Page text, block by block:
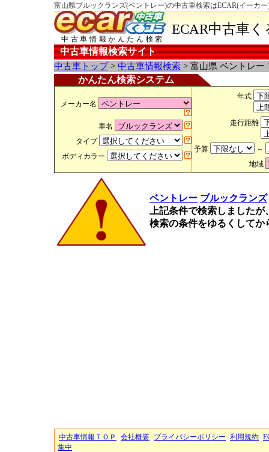
富山県ブルックランズ(ベントレー)の中古車検索はECAR(イーカ
中古車情報かんたん検索
ECAR中古車
中古車情報検索サイト
中古車トップ> 中古車情報検索 > 富山県 ベントレー
かんたん検索システム
メーカー名
車名
タイプ
ボディカラー
年式
走行距離
予算
～
地域
ベントレー ブルックランズ
上記条件で検索しました
検索の条件をゆるくして
中古車情報ＴＯＰ 会社概要 プライバシーポリシー 利用規約
集中